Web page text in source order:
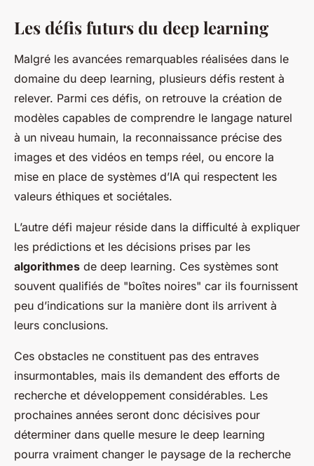
Les défis futurs du deep learning
Malgré les avancées remarquables réalisées dans le
domaine du deep learning, plusieurs défis restent à
relever. Parmi ces défis, on retrouve la création de
modèles capables de comprendre le langage naturel
à un niveau humain, la reconnaissance précise des
images et des vidéos en temps réel, ou encore la
mise en place de systèmes d’IA qui respectent les
valeurs éthiques et sociétales.
L’autre défi majeur réside dans la difficulté à expliquer
les prédictions et les décisions prises par les
algorithmes de deep learning. Ces systèmes sont
souvent qualifiés de "boîtes noires" car ils fournissent
peu d’indications sur la manière dont ils arrivent à
leurs conclusions.
Ces obstacles ne constituent pas des entraves
insurmontables, mais ils demandent des efforts de
recherche et développement considérables. Les
prochaines années seront donc décisives pour
déterminer dans quelle mesure le deep learning
pourra vraiment changer le paysage de la recherche